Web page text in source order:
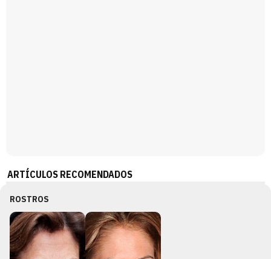
ARTÍCULOS RECOMENDADOS
ROSTROS